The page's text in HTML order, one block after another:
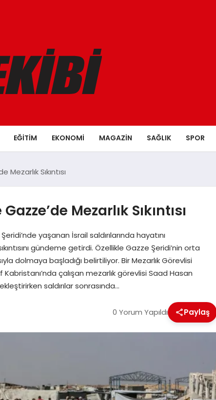
EĞITIM EKONOMI MAGAZIN SAĞLIK SPOR
Mezarlık Sıkıntısı
Mezarlık Sıkıntısı
yaşanan İsrail saldırılarında hayatını
gündeme getirdi. Özellikle Gazze Şeridi’nin orta
dolmaya başladığı belirtiliyor. Bir Mezarlık Görevlisi
çalışan mezarlık görevlisi Saad Hasan
saldırılar sonrasında…
0 Yorum Yapıldı Paylaş